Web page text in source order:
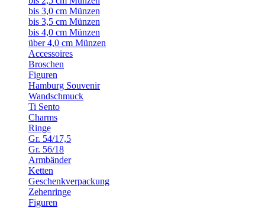
bis 3,0 cm Münzen
bis 3,5 cm Münzen
bis 4,0 cm Münzen
über 4,0 cm Münzen
Accessoires
Broschen
Figuren
Hamburg Souvenir
Wandschmuck
Ti Sento
Charms
Ringe
Gr. 54/17,5
Gr. 56/18
Armbänder
Ketten
Geschenkverpackung
Zehenringe
Figuren